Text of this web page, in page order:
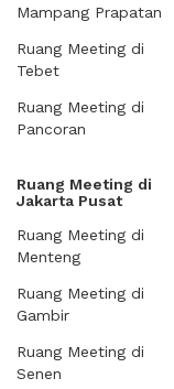
Mampang Prapatan
Ruang Meeting di
Tebet
Ruang Meeting di
Pancoran
Ruang Meeting di
Jakarta Pusat
Ruang Meeting di
Menteng
Ruang Meeting di
Gambir
Ruang Meeting di
Senen